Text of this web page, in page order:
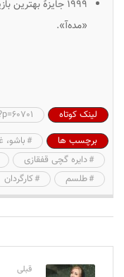
۱۹۹۹ جایزهٔ
«مده‌آ».
لینک کوتاه
برچسب ها
باشو،
دایره گچی قفقازی
طلسم
کارگردان
قبلی